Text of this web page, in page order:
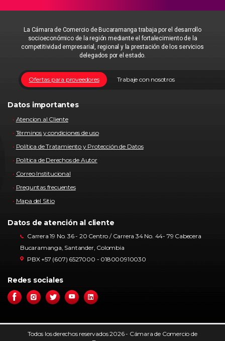
La Cámara de Comercio de Bucaramanga trabaja por el desarrollo
socioeconómico de la región mediante el fortalecimiento de la
competitividad empresarial, regional y la prestación de los servicios
delegados por el estado.
Trabaje con nosotros
Ofertas para proveedores
Datos importantes
Atencion al Cliente
Términos y condiciones de uso
Política de Tratamiento y Protección de Datos
Política de Derechos de Autor
Correo Institucional
Preguntas frecuentes
Mapa del Sitio
Datos de atención al cliente
Carrera 19 No. 36 - 20 Centro / Carrera 34 No. 44- 79 Cabecera
Bucaramanga, Santander, Colombia
PBX +57 (607) 6527000 - 018000910030
Redes sociales
Todos los derechos reservados 2026 - Cámara de Comercio de